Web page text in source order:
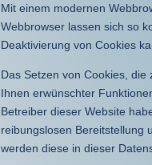
Mit einem modernen
Webbrowser lassen sich so
Deaktivierung von Cookies
Das Setzen von Cookies,
Ihnen erwünschter
Betreiber dieser Website
reibungslosen Bereitstellung
werden diese in dieser